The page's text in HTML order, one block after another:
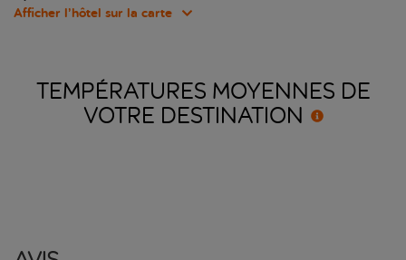
Afficher l’hôtel sur la carte
TEMPÉRATURES MOYENNES DE
VOTRE DESTINATION